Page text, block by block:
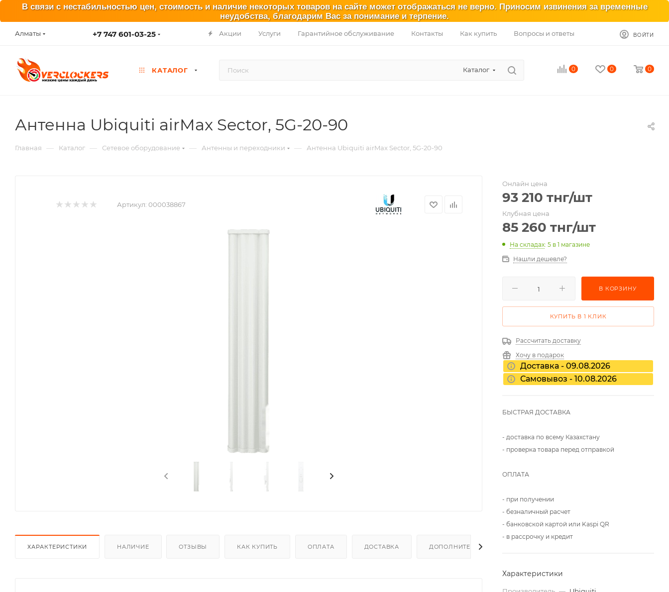
В связи с нестабильностью цен, стоимость и наличие некоторых товаров на сайте может отображаться не верно. Приносим извинения за временные
неудобства, благодарим Вас за понимание и терпение.
Алматы +7 747 601-03-25 Акции Услуги Гарантийное обслуживание Контакты Как купить Вопросы и ответы ВОЙТИ
КАТАЛОГ Каталог 0 0 0
Антенна Ubiquiti airMax Sector, 5G-20-90
Главная — Каталог — Сетевое оборудование — Антенны и переходники — Антенна Ubiquiti airMax Sector, 5G-20-90
Артикул: 000038867
ХАРАКТЕРИСТИКИ НАЛИЧИЕ ОТЗЫВЫ КАК КУПИТЬ ОПЛАТА ДОСТАВКА ДОПОЛНИТЕЛЬНО
Онлайн цена
93 210 тнг/шт
Клубная цена
85 260 тнг/шт
На складах: 5 в 1 магазине
Нашли дешевле?
В КОРЗИНУ
КУПИТЬ В 1 КЛИК
Рассчитать доставку
Хочу в подарок
Доставка - 09.08.2026
Самовывоз - 10.08.2026
БЫСТРАЯ ДОСТАВКА
- доставка по всему Казахстану
- проверка товара перед отправкой
ОПЛАТА
- при получении
- безналичный расчет
- банковской картой или Kaspi QR
- в рассрочку и кредит
Характеристики